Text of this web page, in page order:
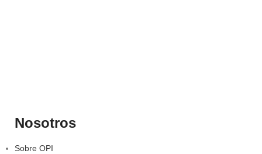
Nosotros
Sobre OPI